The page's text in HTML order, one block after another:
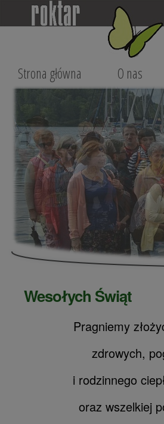
Strona główna O nas
Wesołych Świąt
Pragniemy
zdrowych,
i rodzinnego
oraz wszelkiej